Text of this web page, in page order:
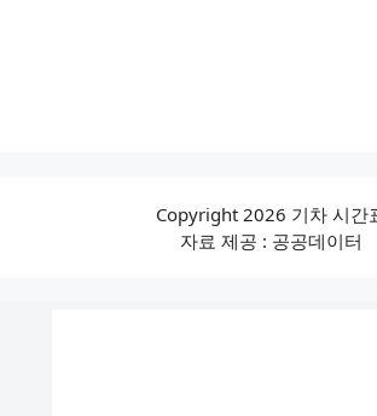
Copyright 2026 기차 시간
자료 제공 : 공공데이터